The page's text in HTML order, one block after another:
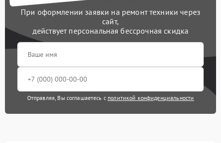
При оформлении заявки на ремонт техники через
сайт,
действует персональная бессрочная скидка
Отправляя, Вы соглашаетесь с политикой конфиденциальности